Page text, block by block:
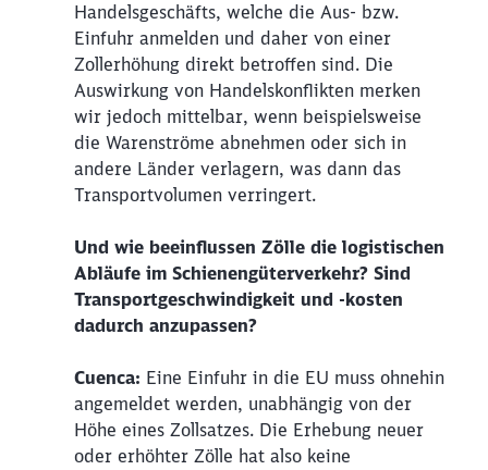
Handelsgeschäfts, welche die Aus- bzw.
Einfuhr anmelden und daher von einer
Zollerhöhung direkt betroffen sind. Die
Auswirkung von Handelskonflikten merken
wir jedoch mittelbar, wenn beispielsweise
die Warenströme abnehmen oder sich in
andere Länder verlagern, was dann das
Transportvolumen verringert.
Und wie beeinflussen Zölle die logistischen
Abläufe im Schienengüterverkehr? Sind
Transportgeschwindigkeit und -kosten
dadurch anzupassen?
Cuenca: Eine Einfuhr in die EU muss ohnehin
angemeldet werden, unabhängig von der
Höhe eines Zollsatzes. Die Erhebung neuer
oder erhöhter Zölle hat also keine